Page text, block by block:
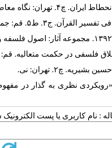
همتی، محبوبه و محمد تقی قزلسفلی. ۱۴۰۱.
: نام کاربری یا پست